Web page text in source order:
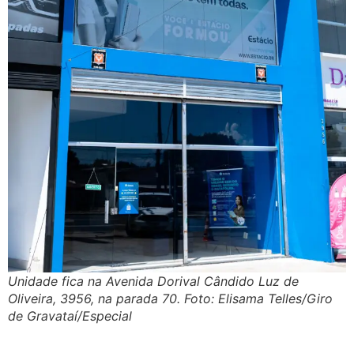
Unidade fica na Avenida Dorival Cândido Luz de
Oliveira, 3956, na parada 70. Foto: Elisama Telles/Giro
de Gravataí/Especial